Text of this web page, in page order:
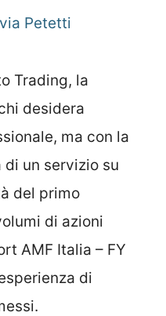
Petetti
Trading, la
desidera
ma con la
un servizio su
del primo
di azioni
AMF Italia – FY
di